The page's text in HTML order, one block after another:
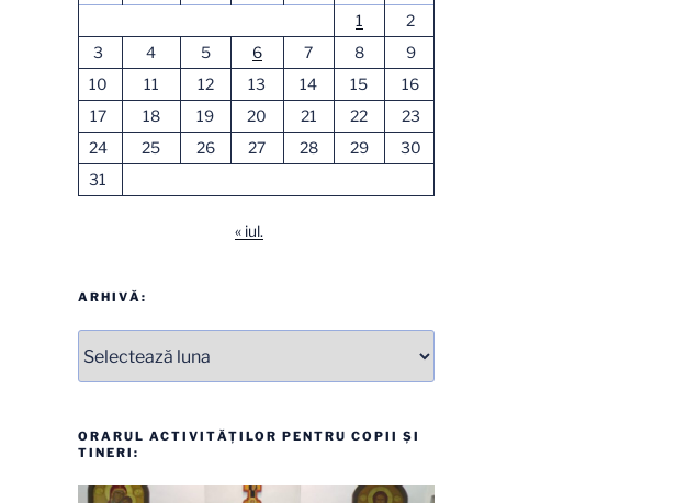
1
2
3
4 5 6 7 8
9
10
11 12 13 14 15
16
17
18 19 20 21 22
23
24
25 26 27 28 29
30
31
« iul.
ARHIVĂ:
ORARUL ACTIVITĂȚILOR PENTRU COPII ȘI
TINERI: